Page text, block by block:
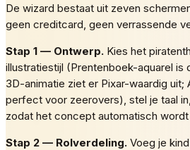
De wizard bestaat uit zeven
geen creditcard, geen verrassende
Stap 1 — Ontwerp. Kies het
illustratiestijl (Prentenboek-aquarel is
3D-animatie ziet er Pixar-waardig uit;
perfect voor zeerovers), stel je taal
zodat het concept automatisch
Stap 2 — Rolverdeling. Voeg je